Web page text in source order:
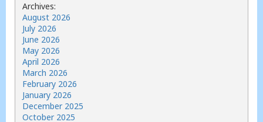
Archives:
August 2026
July 2026
June 2026
May 2026
April 2026
March 2026
February 2026
January 2026
December 2025
October 2025